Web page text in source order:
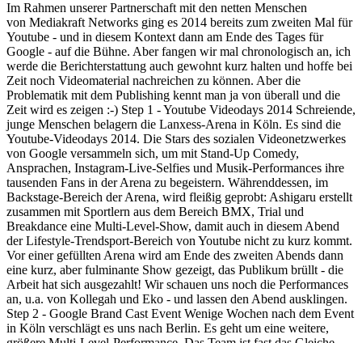
Im Rahmen unserer Partnerschaft mit den netten Menschen
von Mediakraft Networks ging es 2014 bereits zum zweiten Mal für
Youtube - und in diesem Kontext dann am Ende des Tages für
Google - auf die Bühne. Aber fangen wir mal chronologisch an, ich
werde die Berichterstattung auch gewohnt kurz halten und hoffe bei
Zeit noch Videomaterial nachreichen zu können. Aber die
Problematik mit dem Publishing kennt man ja von überall und die
Zeit wird es zeigen :-) Step 1 - Youtube Videodays 2014 Schreiende,
junge Menschen belagern die Lanxess-Arena in Köln. Es sind die
Youtube-Videodays 2014. Die Stars des sozialen Videonetzwerkes
von Google versammeln sich, um mit Stand-Up Comedy,
Ansprachen, Instagram-Live-Selfies und Musik-Performances ihre
tausenden Fans in der Arena zu begeistern. Währenddessen, im
Backstage-Bereich der Arena, wird fleißig geprobt: Ashigaru erstellt
zusammen mit Sportlern aus dem Bereich BMX, Trial und
Breakdance eine Multi-Level-Show, damit auch in diesem Abend
der Lifestyle-Trendsport-Bereich von Youtube nicht zu kurz kommt.
Vor einer gefüllten Arena wird am Ende des zweiten Abends dann
eine kurz, aber fulminante Show gezeigt, das Publikum brüllt - die
Arbeit hat sich ausgezahlt! Wir schauen uns noch die Performances
an, u.a. von Kollegah und Eko - und lassen den Abend ausklingen.
Step 2 - Google Brand Cast Event Wenige Wochen nach dem Event
in Köln verschlägt es uns nach Berlin. Es geht um eine weitere,